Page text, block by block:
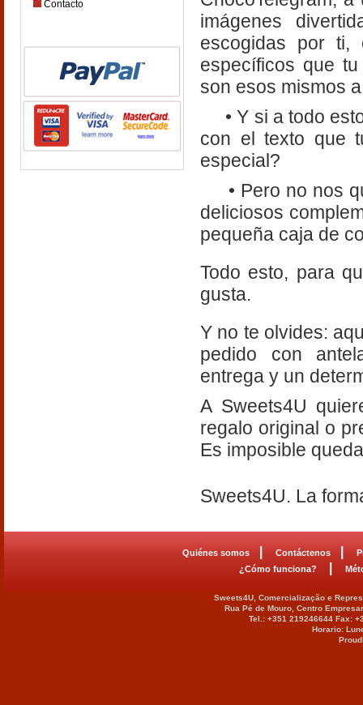
Contacto
imágenes
escogidas por ti,
específicos que
son esos mismos
• Y si a todo
con el texto que
especial?
• Pero no nos
deliciosos
pequeña caja de
Todo esto, para
gusta.
Y no te olvides:
pedido con
entrega y un
A Sweets4U
regalo original o
Es imposible
Sweets4U. La
Quiénes somos Contáctenos
¿Cómo funciona?
Sweets4U, Comercialização e
Rua Pé de Mouro, Centro
Tel.: +351 219246644 Fax:
Horario: